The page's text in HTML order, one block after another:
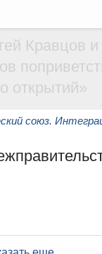
Кравцов и
открытий»
союз.